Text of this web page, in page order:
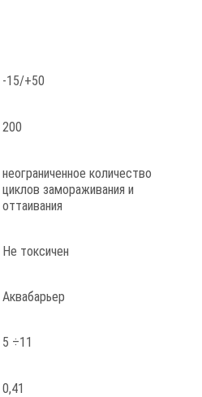
-15/+50
200
неограниченное количество
циклов замораживания и
оттаивания
Не токсичен
Аквабарьер
5 ÷11
0,41